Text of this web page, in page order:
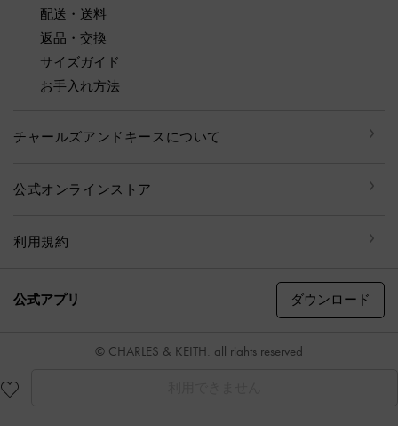
配送・送料
返品・交換
サイズガイド
お手入れ方法
チャールズアンドキースについて
公式オンラインストア
利用規約
公式アプリ ダウンロード
© CHARLES & KEITH, all rights reserved